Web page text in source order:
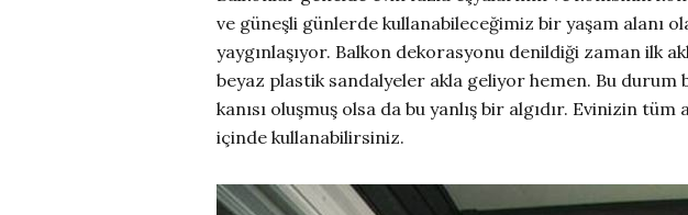
ve güneşli günlerde kullanabileceğimiz bir yaşam alanı
yaygınlaşıyor. Balkon dekorasyonu denildiği zaman ilk
beyaz plastik sandalyeler akla geliyor hemen. Bu durum
kanısı oluşmuş olsa da bu yanlış bir algıdır. Evinizin
içinde kullanabilirsiniz.